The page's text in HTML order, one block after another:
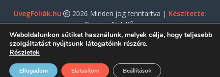
ÜvegFóliák.hu 2026 Minden jog fenntartva | Készítette:
Gasztro Net Kft.
Weboldalunkon sütiket használunk, melyek célja, hogy teljesebb
szolgáltatást nyújtsunk látogatóink részére.
Részletek
Elfogadom Elutasítom Beállítások